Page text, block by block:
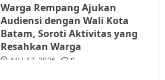
Warga Rempang Ajukan
Audiensi dengan Wali Kota
Batam, Soroti Aktivitas yang
Resahkan Warga
JULI 17, 2026 0